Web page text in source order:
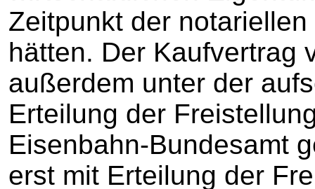
Zeitpunkt der
hätten. Der Kaufvertrag
außerdem unter der
Erteilung der
Eisenbahn-Bundesamt
erst mit Erteilung der